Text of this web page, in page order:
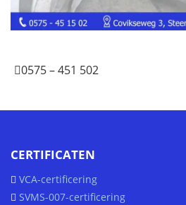
0575 – 451 502
CERTIFICATEN
VCA-certificering
SVMS-007-certificering